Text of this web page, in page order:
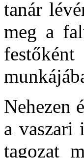
tanár
meg a
Nehezen
a vaszari
tagozat